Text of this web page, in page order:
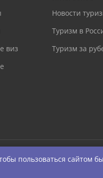
виз
Новости
Туризм в
Туризм за
пользоваться сайтом